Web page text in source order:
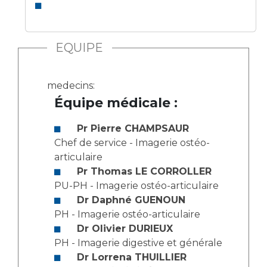
Salon des familles
Handicap
Pôle Médecine Physique et Réadaptation
Accueil sourds et malentendants
Charte Romain Jacob
Mouvement Parcours Handicap 13
Activité physique
Les structures de recherche
Écoles et Instituts de Formation
Plateforme des internes
Professionnels de santé
Adresser un patient
Réseaux de soins
Adresser un examen au Laboratoire de Biologie
Médicale
Radiologie / Imagerie
Cancérologie
EQUIPE
medecins:
Équipe médicale :
Pr Pierre CHAMPSAUR
Chef de service - Imagerie ostéo-
articulaire
Pr Thomas LE CORROLLER
PU-PH - Imagerie ostéo-articulaire
Dr Daphné GUENOUN
PH - Imagerie ostéo-articulaire
Dr Olivier DURIEUX
PH - Imagerie digestive et générale
Dr Lorrena THUILLIER